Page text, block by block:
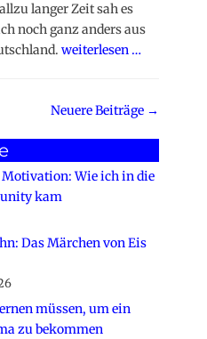
langer Zeit sah es
noch ganz anders aus
weiterlesen …
Neuere Beiträge →
Motivation: Wie ich in die
kam
Das Märchen von Eis
müssen, um ein
zu bekommen